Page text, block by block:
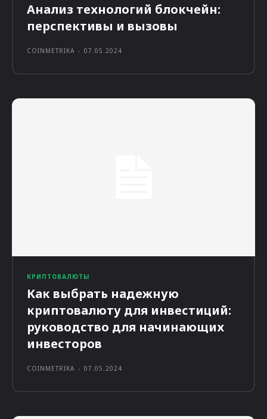
Анализ технологий блокчейн:
перспективы и вызовы
COINMETRIKA - 07.05.2024
КРИПТОВАЛЮТЫ
Как выбрать надежную
криптовалюту для инвестиций:
руководство для начинающих
инвесторов
COINMETRIKA - 07.05.2024